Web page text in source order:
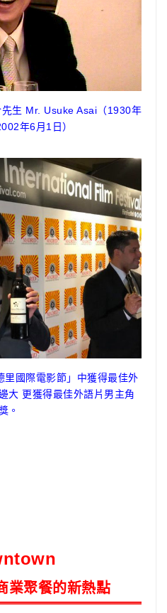
生 Mr. Usuke Asai（1930年
年6月1日）
國際電影節」中獲得最佳外
大 更獲得最佳外語片男主角
。
業聚餐的新熱點